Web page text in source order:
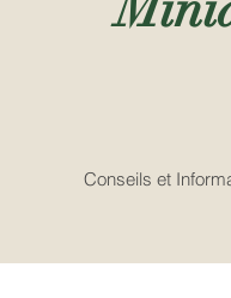
Conseils et